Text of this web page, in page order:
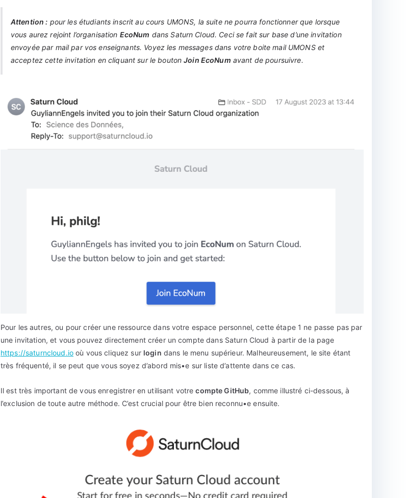
Attention : pour les étudiants inscrit au cours UMONS, la suite ne pourra fonctionner que lorsque
vous aurez rejoint l’organisation EcoNum dans Saturn Cloud. Ceci se fait sur base d’une invitation
envoyée par mail par vos enseignants. Voyez les messages dans votre boite mail UMONS et
acceptez cette invitation en cliquant sur le boutonJoin EcoNum avant de poursuivre.
Pour les autres, ou pour créer une ressource dans votre espace personnel, cette étape 1 ne passe pas par
une invitation, et vous pouvez directement créer un compte dans Saturn Cloud à partir de la page
https://saturncloud.io où vous cliquez sur login dans le menu supérieur. Malheureusement, le site étant
très fréquenté, il se peut que vous soyez d’abord mis•e sur liste d’attente dans ce cas.
Il est très important de vous enregistrer en utilisant votrecompte GitHub, comme illustré ci-dessous, à
l’exclusion de toute autre méthode. C’est crucial pour être bien reconnu•e ensuite.